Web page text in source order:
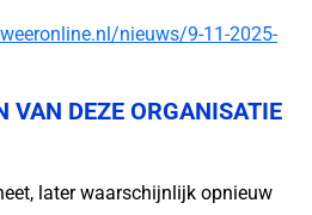
nieuws/9-11-2025-
VAN DEZE ORGANISATIE
later waarschijnlijk opnieuw